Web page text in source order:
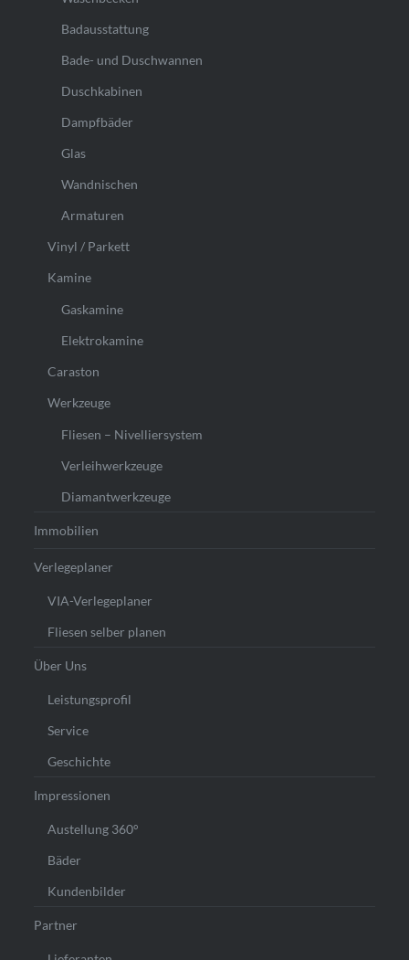
Badausstattung
Bade- und Duschwannen
Duschkabinen
Dampfbäder
Glas
Wandnischen
Armaturen
Vinyl / Parkett
Kamine
Gaskamine
Elektrokamine
Caraston
Werkzeuge
Fliesen – Nivelliersystem
Verleihwerkzeuge
Diamantwerkzeuge
Immobilien
Verlegeplaner
VIA-Verlegeplaner
Fliesen selber planen
Über Uns
Leistungsprofil
Service
Geschichte
Impressionen
Austellung 360°
Bäder
Kundenbilder
Partner